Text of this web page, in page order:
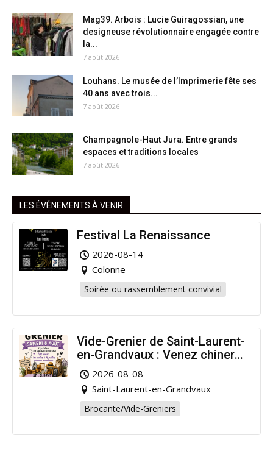
Mag39. Arbois : Lucie Guiragossian, une
designeuse révolutionnaire engagée contre
la...
7 août 2026
Louhans. Le musée de l’Imprimerie fête ses
40 ans avec trois...
7 août 2026
Champagnole-Haut Jura. Entre grands
espaces et traditions locales
7 août 2026
LES ÉVÉNEMENTS À VENIR
Festival La Renaissance
2026-08-14
Colonne
Soirée ou rassemblement convivial
Vide-Grenier de Saint-Laurent-
en-Grandvaux : Venez chiner
pour la bonne cause !
2026-08-08
Saint-Laurent-en-Grandvaux
Brocante/Vide-Greniers